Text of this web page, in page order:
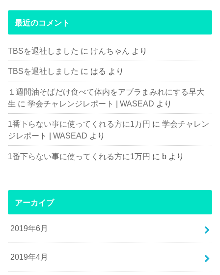
最近のコメント
TBSを退社しました に けんちゃん より
TBSを退社しました に はる より
１週間油そばだけ食べて体内をアブラまみれにする早大
生 に学会チャレンジレポート | WASEAD より
1番下らない事に使ってくれる方に1万円 に学会チャレン
ジレポート | WASEAD より
1番下らない事に使ってくれる方に1万円 に b より
アーカイブ
2019年6月
2019年4月